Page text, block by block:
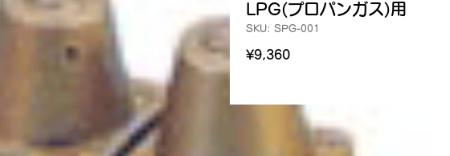
LPG(プロパンガス)用
SKU: SPG-001
¥9,360Price